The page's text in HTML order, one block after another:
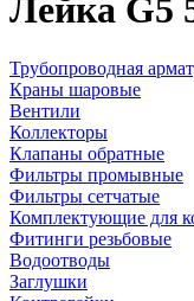
Лейка G5
Трубопроводная
Краны шаровые
Вентили
Коллекторы
Клапаны обратные
Фильтры промывные
Фильтры сетчатые
Комплектующие для
Фитинги резьбовые
Водоотводы
Заглушки